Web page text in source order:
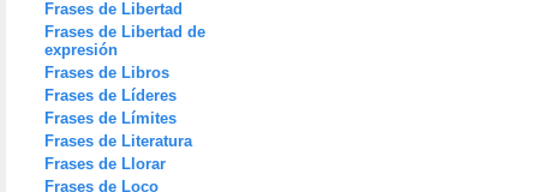
Frases de Libertad
Frases de Libertad de
expresión
Frases de Libros
Frases de Líderes
Frases de Límites
Frases de Literatura
Frases de Llorar
Frases de Loco